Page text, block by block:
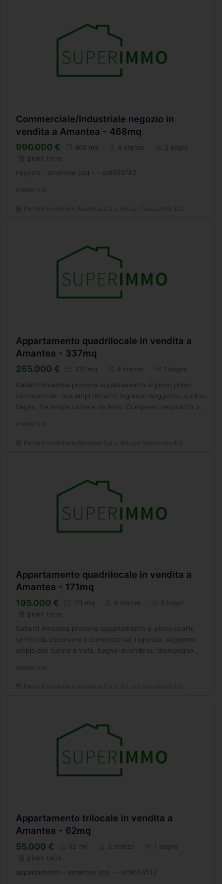
Commerciale/Industriale negozio in
vendita a Amantea - 468mq
990.000 € 468 mq 4 stanze
2 bagni
piano terra
negozio - amantea (cs) - - sc9590742
Appartamento quadrilocale in vendita a
Amantea - 337mq
265.000 € 337 mq 4 stanze 1 bagno
Gabetti Amantea propone appartamento al piano primo
composto da: due ampi terrazzi, ingresso-soggiorno, cucina,
bagno, tre ampie camere da letto. Compreso nel prezzo una
Appartamento quadrilocale in vendita a
Amantea - 171mq
195.000 € 171 mq 4 stanze
3 bagni
piano terra
Gabetti Amantea propone appartamento al piano quarto
servito da ascensore e composto da: ingresso, soggiorno
ampio con cucina a vista, bagno-lavanderia, disimpegno
Appartamento trilocale in vendita a
Amantea - 62mq
55.000 € 62 mq 3 stanze
1 bagno
piano terra
appartamento - amantea (cs) - - sc9634513